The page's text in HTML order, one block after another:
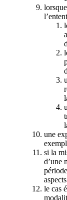
une
si la
d’une
le cas